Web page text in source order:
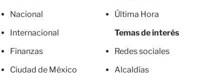
Nacional
Internacional
Finanzas
Ciudad de México
Última Hora
Temas de interés
Redes sociales
Alcaldías